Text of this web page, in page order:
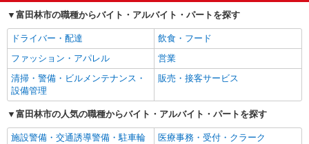
富田林市の職種からバイト・アルバイト・パートを探す
ドライバー・配達
飲食・フード
ファッション・アパレル
営業
清掃・警備・ビルメンテナンス・
設備管理
販売・接客サービス
富田林市の人気の職種からバイト・アルバイト・パートを探す
施設警備・交通誘導警備・駐車輪
医療事務・受付・クラーク